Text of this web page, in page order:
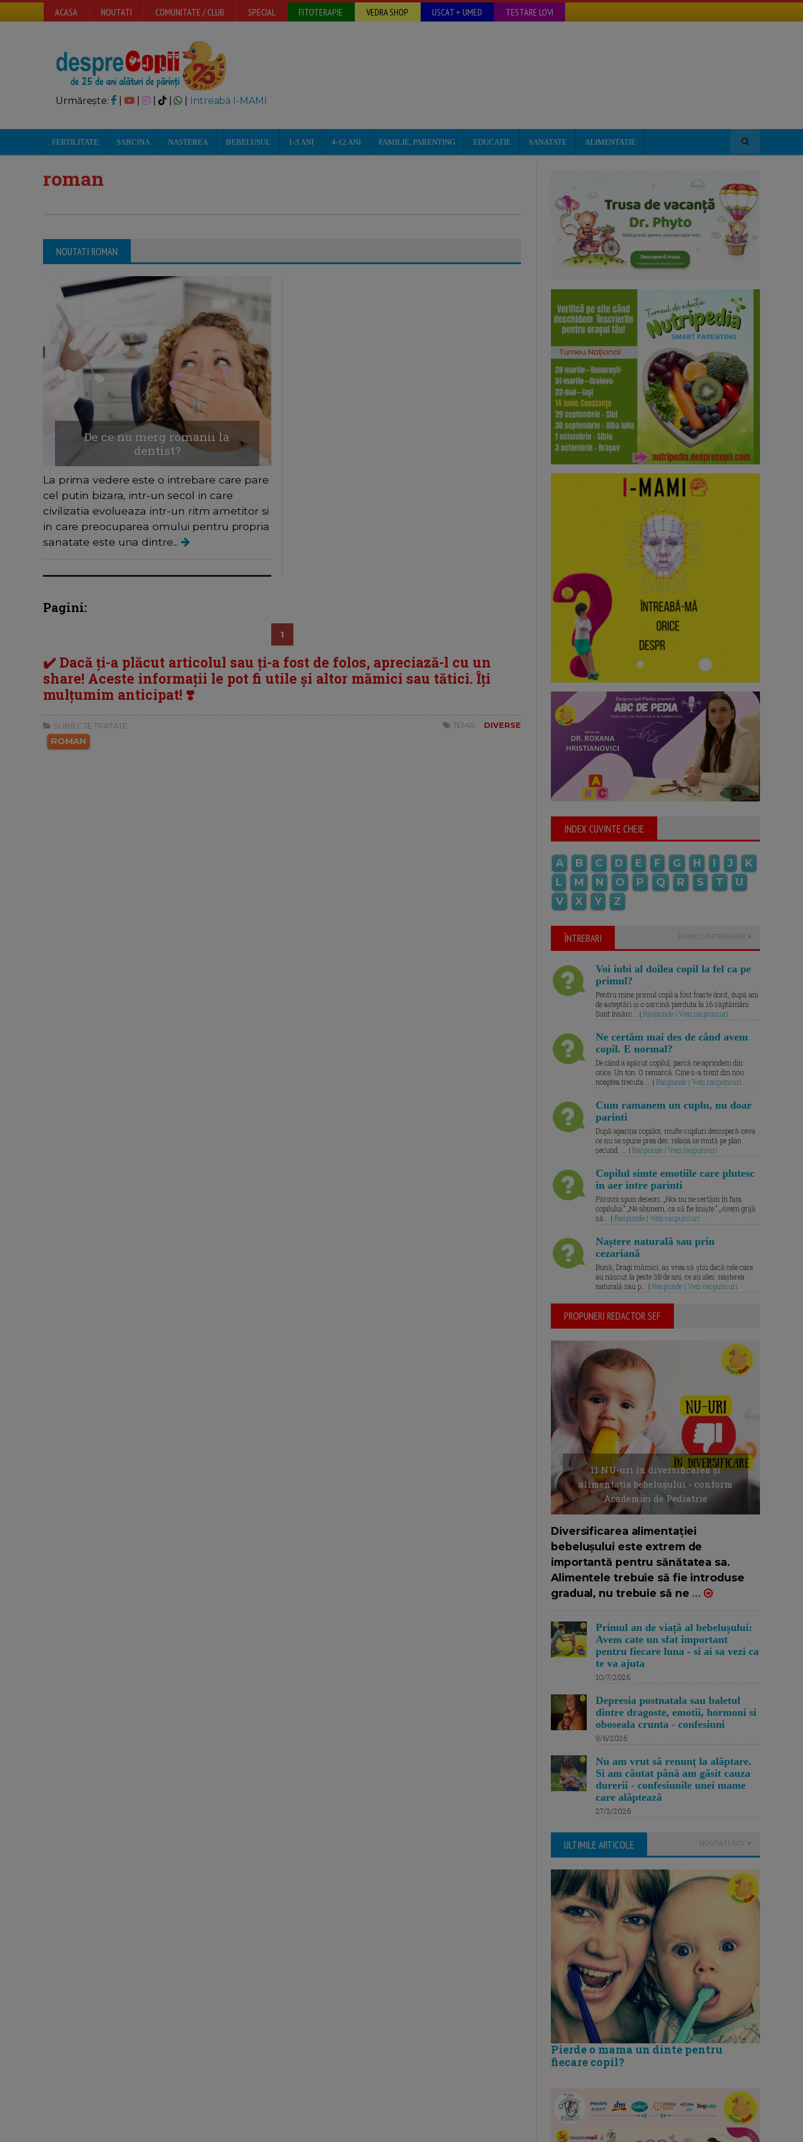
ACASA NOUTATI COMUNITATE / CLUB SPECIAL FITOTERAPIE VEDRA SHOP USCAT + UMED TESTARE LOVI
Urmărește: | | Intreabă I-MAMI
FERTILITATE SARCINA NASTEREA BEBELUSUL 1-3 ANI 4-12 ANI FAMILIE, PARENTING EDUCATIE SANATATE ALIMENTATIE
roman
NOUTATI ROMAN
De ce nu merg romanii la
dentist?
La prima vedere este o intrebare care pare
cel putin bizara, intr-un secol in care
civilizatia evolueaza intr-un ritm ametitor si
in care preocuparea omului pentru propria
sanatate este una dintre...
Pagini:
1
✔️ Dacă ți-a plăcut articolul sau ți-a fost de folos, apreciază-l cu un
share! Aceste informații le pot fi utile și altor mămici sau tătici. Îți
mulțumim anticipat! ❣️
SUBIECTE TRATATE:
ROMAN
TEMA: DIVERSE
INDEX CUVINTE CHEIE
A B C D E F G H I J
K
L
M N O P Q R S T
U
V
X Y Z
ÎNTREBARI PUNE O ÎNTREBARE
Voi iubi al doilea copil la fel ca pe
primul?
Pentru mine primul copil a fost foarte dorit, după ani
de așteptări și o sarcină pierduta la 16 săptămâni.
Sunt însărc... | Raspunde | Vezi raspunsuri
Ne certăm mai des de când avem
copil. E normal?
De când a apărut copilul, parcă ne aprindem din
orice. Un ton. O remarcă. Cine s-a trezit din nou
noaptea trecuta.... | Raspunde | Vezi raspunsuri
Cum ramanem un cuplu, nu doar
parinti
După apariția copiilor, multe cupluri descoperă ceva
ce nu se spune prea des: relația se mută pe plan
secund. ... | Raspunde | Vezi raspunsuri
Copilul simte emotiile care plutesc
in aer intre parinti
Părinții spun deseori: „Noi nu ne certăm în fața
copilului.” „Ne abținem, ca să fie liniște.” „Avem grijă
să... | Raspunde | Vezi raspunsuri
Naștere naturală sau prin
cezariană
Bună, Dragi mămici, aș vrea să știu dacă cele care
au născut la peste 38 de ani, ce ați ales: nașterea
naturală sau p... | Raspunde | Vezi raspunsuri
PROPUNERI REDACTOR SEF
11 NU-uri in diversificarea și
alimentația bebelușului - conform
Academiei de Pediatrie
Diversificarea alimentației
bebelușului este extrem de
importantă pentru sănătatea sa.
Alimentele trebuie să fie introduse
gradual, nu trebuie să ne ...
Primul an de viață al bebelușului:
Avem cate un sfat important
pentru fiecare luna - si ai sa vezi ca
te va ajuta
10/7/2026
Depresia postnatala sau baletul
dintre dragoste, emotii, hormoni si
oboseala crunta - confesiuni
9/6/2026
Nu am vrut să renunț la alăptare.
Si am căutat până am găsit cauza
durerii - confesiunile unei mame
care alăptează
27/3/2026
ULTIMILE ARTICOLE NOUTATI AICI
Pierde o mama un dinte pentru
fiecare copil?